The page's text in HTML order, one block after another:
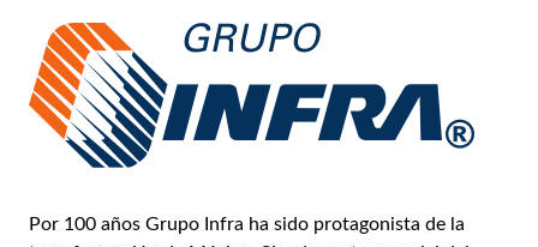
Por 100 años Grupo Infra ha sido protagonista de la